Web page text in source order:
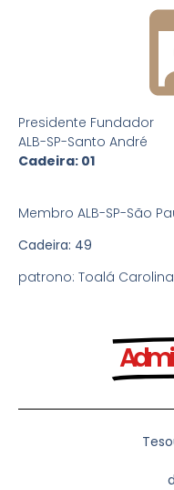
Presidente Fundador
ALB-SP-Santo André
Cadeira: 01
Membro ALB-SP-São
Cadeira: 49
patrono: Toalá Carolina